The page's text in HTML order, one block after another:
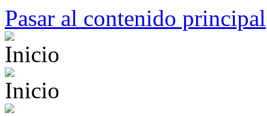
Pasar al contenido principal